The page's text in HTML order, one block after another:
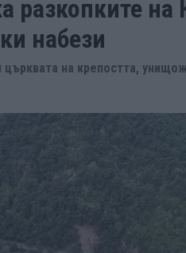
разкопките на
набези
на крепостта,